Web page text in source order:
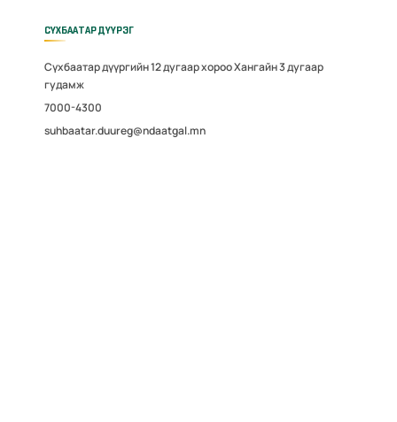
СҮХБААТАР ДҮҮРЭГ
Сүхбаатар дүүргийн 12 дугаар хороо Хангайн 3 дугаар
гудамж
7000-4300
suhbaatar.duureg@ndaatgal.mn